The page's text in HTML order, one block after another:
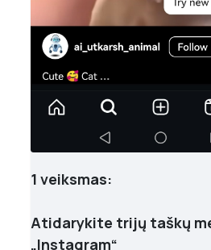
1 veiksmas:
Atidarykite trijų taškų
„Instagram“